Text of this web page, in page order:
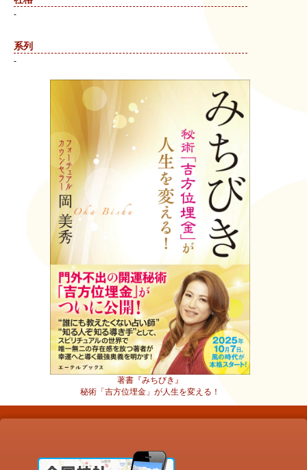
-
系列
-
著書『みちびき』
秘術「吉方位埋金」が人生を変える！